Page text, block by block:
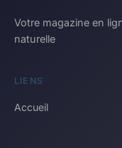
Votre magazine en
naturelle
LIENS
Accueil